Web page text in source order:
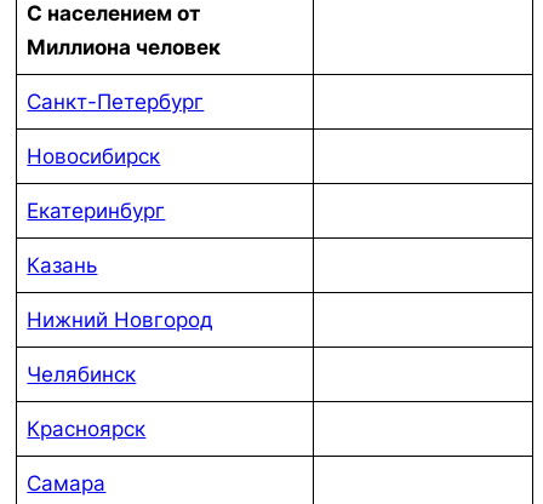
С населением от
Миллиона человек
Санкт-Петербург
Новосибирск
Екатеринбург
Казань
Нижний Новгород
Челябинск
Красноярск
Самара